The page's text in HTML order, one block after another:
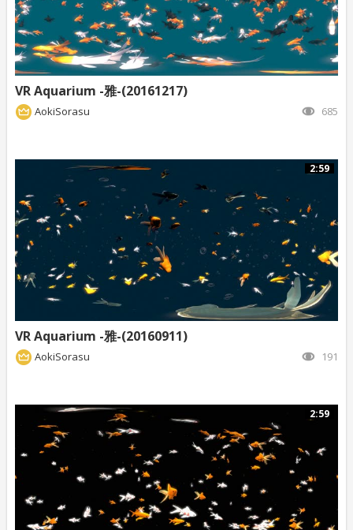
VR Aquarium -雅-(20161217)
AokiSorasu 685
2:59
VR Aquarium -雅-(20160911)
AokiSorasu 191
2:59